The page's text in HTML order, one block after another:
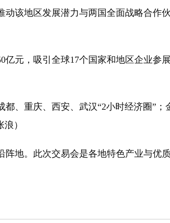
该地区发展潜力与两国全面战略合作
元，吸引全球17个国家和地区企业参
重庆、西安、武汉“2小时经济圈”；
）
地。此次交易会是各地特色产业与优